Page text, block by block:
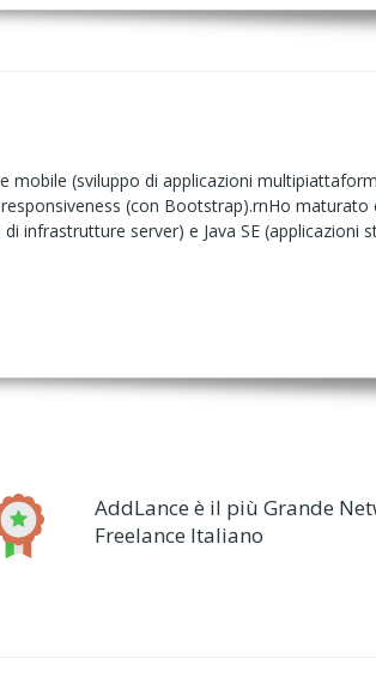
mobile (sviluppo di applicazioni
(con Bootstrap).rnHo maturato
infrastrutture server) e Java SE (applicazioni
AddLance è il più Grande
Freelance Italiano